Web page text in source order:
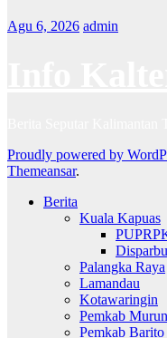
Agu 6, 2026 admin
Proudly powered by
Themeansar.
Berita
Kuala Kapuas
Palangka Raya
Lamandau
Kotawaringin
Pemkab
Pemkab Barito